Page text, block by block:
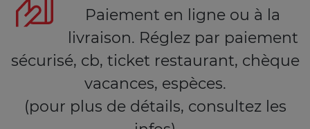
Paiement en ligne ou à la
livraison. Réglez par paiement
sécurisé, cb, ticket restaurant, chèque
vacances, espèces.
(pour plus de détails, consultez les